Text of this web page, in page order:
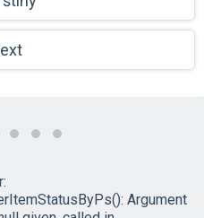
Argument